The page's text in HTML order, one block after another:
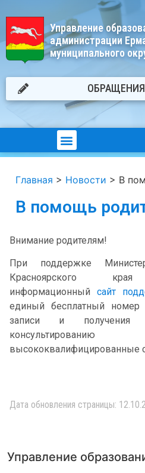
Управление
администрации
муниципального
Управление
Главная > Новости > В
В помощь
Внимание родителям!
При поддержке
Красноярского края
информационный сайт
единый бесплатный номер
записи и получения
высококвалифицированные
Дата обновления страницы: